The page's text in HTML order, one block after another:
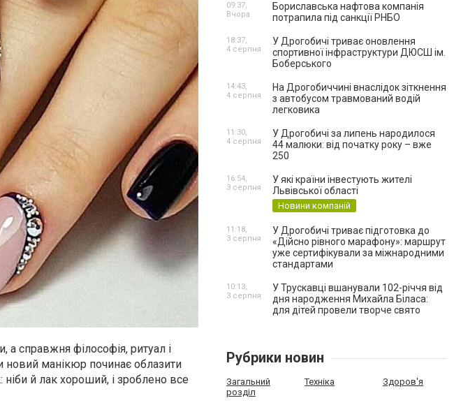
а справжня філософія, ритуал і
новий манікюр починає облазити
ніби й лак хороший, і зроблено все
Бориславська нафтова компанія
потрапила під санкції РНБО
09:37,
Вчора
У Дрогобичі триває оновлення
спортивної інфраструктури ДЮСШ ім.
Боберського
18:37,
4 серпня
На Дрогобиччині внаслідок зіткнення
з автобусом травмований водій
легковика
14:43,
4 серпня
У Дрогобичі за липень народилося
44 малюки: від початку року – вже
250
11:30,
4 серпня
У які країни інвестують жителі
Львівської області
Новини компаній
16:54,
3 серпня
У Дрогобичі триває підготовка до
«Дійсно рівного марафону»: маршрут
уже сертифікували за міжнародними
стандартами
11:18,
3 серпня
У Трускавці вшанували 102-річчя від
дня народження Михайла Біласа:
для дітей провели творче свято
10:13,
3 серпня
Рубрики новин
Загальний
розділ
Техніка Здоров'я